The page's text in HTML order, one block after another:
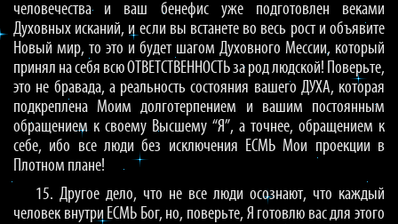
человечества и ваш бенефис уже подготовлен веками
Духовных исканий, и если вы встанете во весь рост и объявите
Новый мир, то это и будет шагом Духовного Мессии, который
принял на себя всю ОТВЕТСТВЕННОСТЬ за род людской! Поверьте,
это не бравада, а реальность состояния вашего ДУХА, которая
подкреплена Моим долготерпением и вашим постоянным
обращением к своему Высшему “Я”, а точнее, обращением к
себе, ибо все люди без исключения ЕСМЬ Мои проекции в
Плотном плане!
15. Другое дело, что не все люди осознают, что каждый
человек внутри ЕСМЬ Бог, но, поверьте, Я готовлю вас для этого